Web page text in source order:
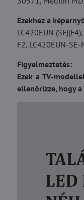
Ezekhez a
LC420EUN
F2, LC420EUN-
Figyelmeztetés:
Ezek a TV-
ellenőrizze, hogy a